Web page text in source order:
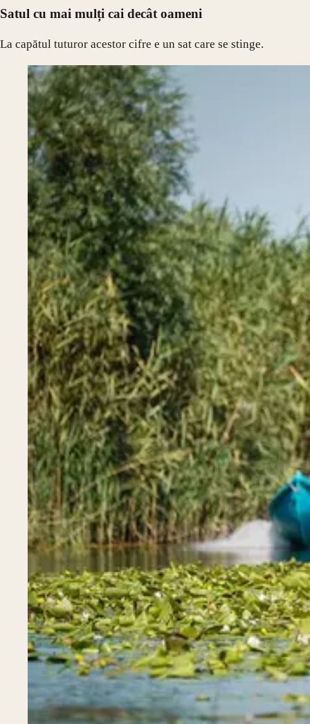
Satul cu mai mulți cai decât oameni
La capătul tuturor acestor cifre e un sat care se stinge.